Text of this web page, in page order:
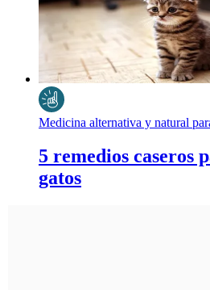
Medicina alternativa y natural
5 remedios caseros
gatos